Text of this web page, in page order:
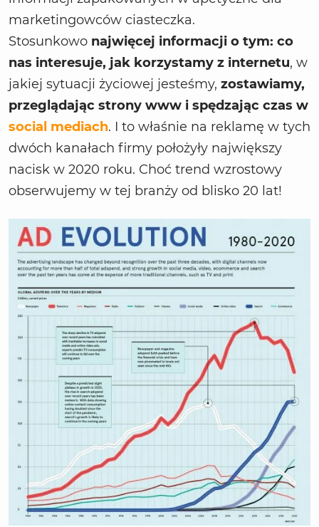
marketingowców ciasteczka.
Stosunkowo najwięcej informacji o tym: co
nas interesuje, jak korzystamy z internetu, w
jakiej sytuacji życiowej jesteśmy, zostawiamy,
przeglądając strony www i spędzając czas w
social mediach. I to właśnie na reklamę w tych
dwóch kanałach firmy położyły największy
nacisk w 2020 roku. Choć trend wzrostowy
obserwujemy w tej branży od blisko 20 lat!